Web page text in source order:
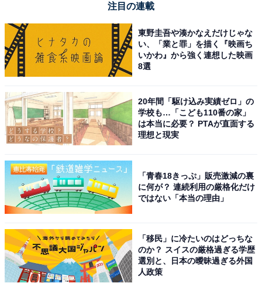
注目の連載
東野圭吾や湊かなえだけじゃな
い、「業と罪」を描く『映画ち
いかわ』から強く連想した映画
8選
20年間「駆け込み実績ゼロ」の
学校も…「こども110番の家」
は本当に必要？ PTAが直面する
理想と現実
「青春18きっぷ」販売激減の裏
に何が？ 連続利用の厳格化だけ
ではない「本当の理由」
「移民」に冷たいのはどっちな
のか？ スイスの厳格過ぎる学歴
選別と、日本の曖昧過ぎる外国
人政策